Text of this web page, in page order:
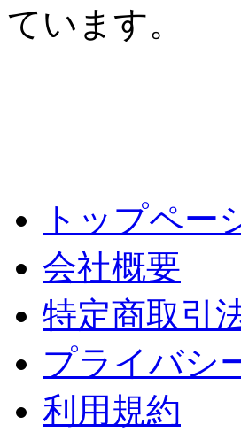
ています。
トップペー
会社概要
特定商取引
プライバシ
利用規約